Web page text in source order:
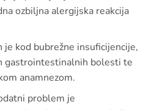
ozbiljna alergijska reakcija
je kod bubrežne insuficijencije,
gastrointestinalnih bolesti te
anamnezom.
problem je